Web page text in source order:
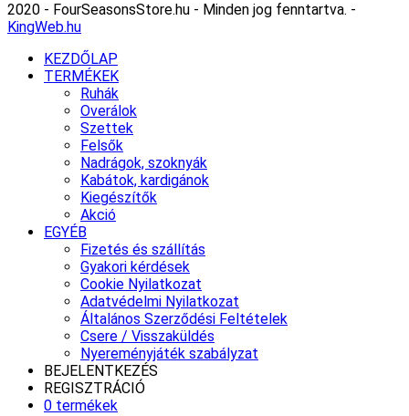
2020 - FourSeasonsStore.hu - Minden jog fenntartva. -
KingWeb.hu
KEZDŐLAP
TERMÉKEK
Ruhák
Overálok
Szettek
Felsők
Nadrágok, szoknyák
Kabátok, kardigánok
Kiegészítők
Akció
EGYÉB
Fizetés és szállítás
Gyakori kérdések
Cookie Nyilatkozat
Adatvédelmi Nyilatkozat
Általános Szerződési Feltételek
Csere / Visszaküldés
Nyereményjáték szabályzat
BEJELENTKEZÉS
REGISZTRÁCIÓ
0 termékek